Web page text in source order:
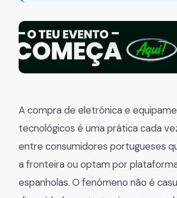
A compra de eletrónica e
tecnológicos é uma prática cada
entre consumidores portugueses
a fronteira ou optam por
espanholas. O fenómeno não é